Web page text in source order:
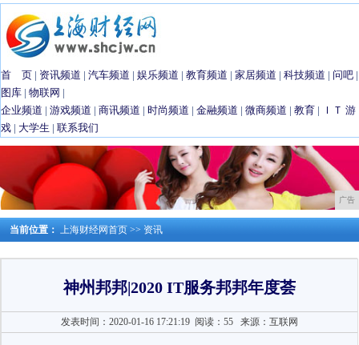
首 页 | 资讯频道 | 汽车频道 | 娱乐频道 | 教育频道 | 家居频道 | 科技频道 | 问吧 |
图库 | 物联网 |
企业频道 | 游戏频道 | 商讯频道 | 时尚频道 | 金融频道 | 微商频道 | 教育 | ＩＴ 游
戏 | 大学生 | 联系我们
广告
当前位置： 上海财经网首页 >> 资讯
神州邦邦|2020 IT服务邦邦年度荟
发表时间：2020-01-16 17:21:19 阅读：55来源：互联网